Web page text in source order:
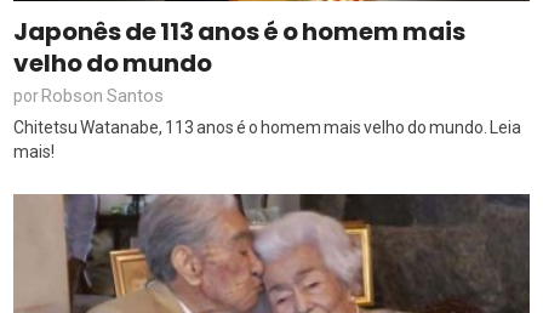
Japonês de 113 anos é o homem mais
velho do mundo
porRobson Santos
Chitetsu Watanabe, 113 anos é o homem mais velho do mundo. Leia
mais!